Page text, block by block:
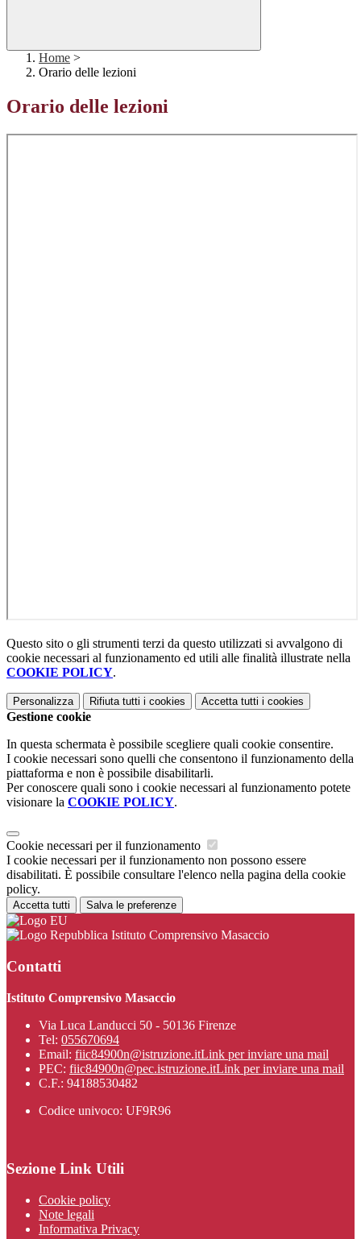
Home >
Orario delle lezioni
Orario delle lezioni
Questo sito o gli strumenti terzi da questo utilizzati si avvalgono di
cookie necessari al funzionamento ed utili alle finalità illustrate nella
COOKIE POLICY.
Personalizza Rifiuta tutti i cookies Accetta tutti i cookies
Gestione cookie
In questa schermata è possibile scegliere quali cookie consentire.
I cookie necessari sono quelli che consentono il funzionamento della
piattaforma e non è possibile disabilitarli.
Per conoscere quali sono i cookie necessari al funzionamento potete
visionare la COOKIE POLICY.
Cookie necessari per il funzionamento
I cookie necessari per il funzionamento non possono essere
disabilitati. È possibile consultare l'elenco nella pagina della cookie
policy.
Accetta tutti Salva le preferenze
Istituto Comprensivo Masaccio
Contatti
Istituto Comprensivo Masaccio
Via Luca Landucci 50 - 50136 Firenze
Tel: 055670694
Email: fiic84900n@istruzione.itLink per inviare una mail
PEC: fiic84900n@pec.istruzione.itLink per inviare una mail
C.F.: 94188530482
Codice univoco: UF9R96
Sezione Link Utili
Cookie policy
Note legali
Informativa Privacy